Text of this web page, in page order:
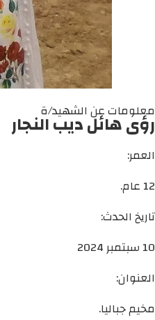
معلومات عن الشهيد/ة
رؤى هائل ديب النجار
العمر:
12 عام.
تاريخ الحدث:
10 سبتمبر 2024
العنوان:
مخيم جباليا.